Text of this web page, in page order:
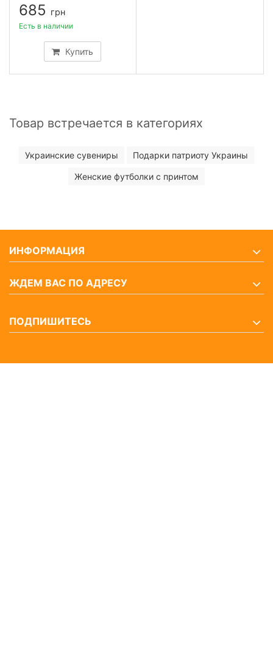
685 грн
Купить
Есть в наличии
Товар встречается в категориях
Украинские сувениры Подарки патриоту Украины
Женские футболки с принтом
ИНФОРМАЦИЯ
ЖДЕМ ВАС ПО АДРЕСУ
ПОДПИШИТЕСЬ